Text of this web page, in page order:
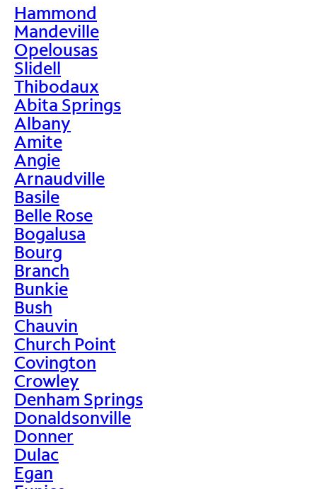
Hammond
Mandeville
Opelousas
Slidell
Thibodaux
Abita Springs
Albany
Amite
Angie
Arnaudville
Basile
Belle Rose
Bogalusa
Bourg
Branch
Bunkie
Bush
Chauvin
Church Point
Covington
Crowley
Denham Springs
Donaldsonville
Donner
Dulac
Egan